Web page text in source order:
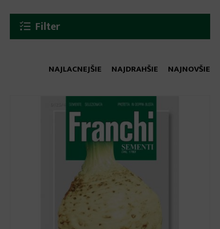
tu
Filter
NAJLACNEJŠIE NAJDRAHŠIE NAJNOVŠIE